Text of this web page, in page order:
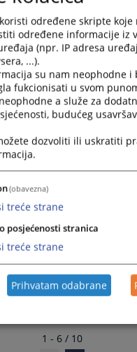
select
a
date.
Press
the
question
mark
to
get
the
keyboard
shortcuts
changing
dates.
nevođenju krivičnog
za procjenu okvirnih
in criminal
1 - 6 / 10
određene skripte koje
određene informacije iz
(npr. IP adresa
...).
su nam neophodne i
fukcionisati u svom
a služe za
budućeg
dozvoliti ili uskratiti
(obavezna)
treće strane
posjećenosti stranica
treće strane
Prihvatam odabrane